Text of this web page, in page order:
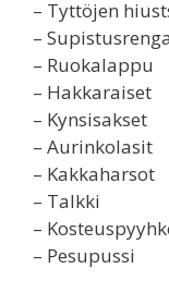
– Tyttöjen
–
– Ruokalappu
– Hakkaraiset
– Kynsisakset
– Aurinkolasit
– Kakkaharsot
– Talkki
–
– Pesupussi